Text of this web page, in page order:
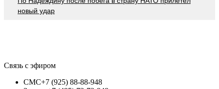
новый удар
Связь с эфиром
СМС+7 (925) 88-88-948